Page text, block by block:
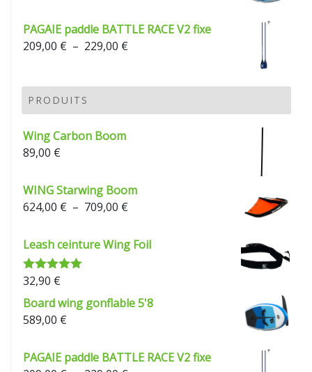
PAGAIE paddle BATTLE RACE V2 fixe
209,00 € – 229,00 €
à
PRODUITS
Wing Carbon Boom
89,00 €
WING Starwing Boom
624,00 € – 709,00 €
prix :
624,00 €
Leash ceinture Wing Foil
Note 5.00
32,90 €
Board wing gonflable 5'8
589,00 €
PAGAIE paddle BATTLE RACE V2 fixe